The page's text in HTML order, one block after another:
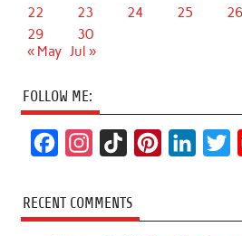
22
23 24 25 26
29
30
« May Jul »
FOLLOW ME:
c
e
s
t
k
T
t
k
t
RECENT COMMENTS